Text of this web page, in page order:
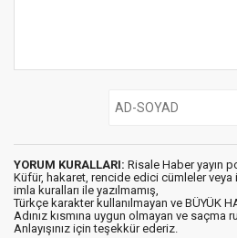
YORUM KURALLARI: Risale Haber yayın
Küfür, hakaret, rencide edici cümleler veya
imla kuralları ile yazılmamış,
Türkçe karakter kullanılmayan ve BÜYÜK
Adınız kısmına uygun olmayan ve saçma
Anlayışınız için teşekkür ederiz.